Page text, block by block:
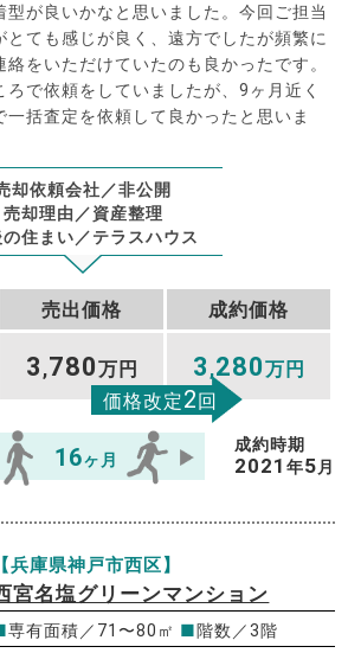
型が良いかなと思いました。今回ご担当
とても感じが良く、遠方でしたが頻繁に
をいただけていたのも良かったです。
で依頼をしていましたが、9ヶ月近く
一括査定を依頼して良かったと思いま
却依頼会社／非公開
売却理由／資産整理
住まい／テラスハウス
売出価格 成約価格
3 ,780万円 3 ,280万円
価格改定2回
16ヶ月
成約時期
2021 年5 月
【兵庫県神戸市西区】
宮名塩グリーンマンション
専有面積／71〜80㎡ ■階数／3階